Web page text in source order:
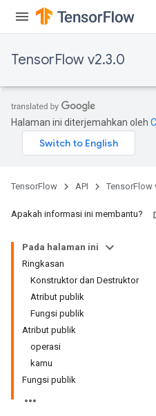
TensorFlow v2.3.0
Halaman ini diterjemahkan oleh
TensorFlow API TensorFlow
Apakah informasi ini membantu?
Pada halaman ini
Ringkasan
Konstruktor dan Destruktor
Atribut publik
Fungsi publik
Atribut publik
operasi
kamu
Fungsi publik